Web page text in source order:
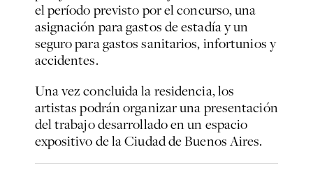
el período previsto por el concurso, una
asignación para gastos de estadía y un
seguro para gastos sanitarios, infortunios y
accidentes.
Una vez concluida la residencia, los
artistas podrán organizar una presentación
del trabajo desarrollado en un espacio
expositivo de la Ciudad de Buenos Aires.